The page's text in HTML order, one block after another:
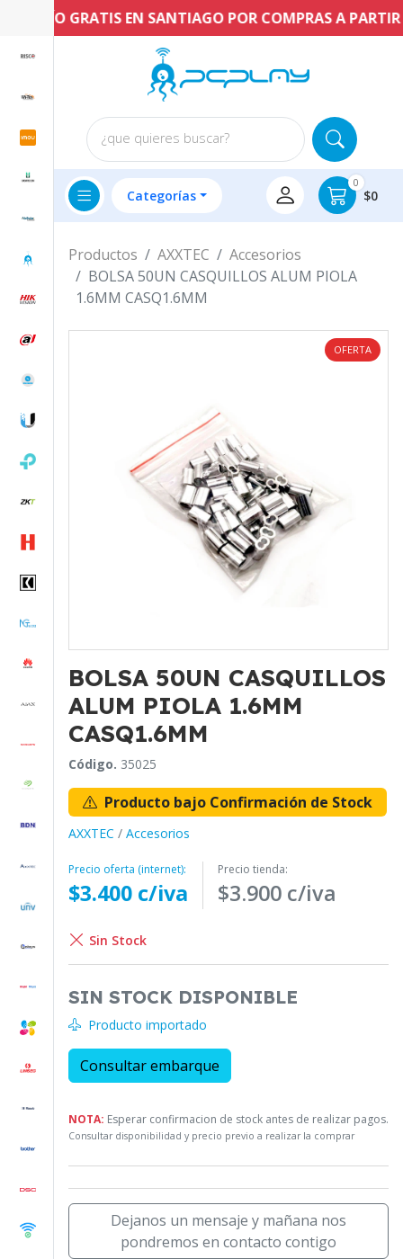
ENVÍO GRATIS EN SANTIAGO POR COMPRAS A PARTIR
¿que quieres buscar?
Categorías
0
$0
Productos AXXTEC
Accesorios
BOLSA 50UN CASQUILLOS ALUM PIOLA
1.6MM CASQ1.6MM
OFERTA
BOLSA 50UN CASQUILLOS
ALUM PIOLA 1.6MM
CASQ1.6MM
Código. 35025
Producto bajo Confirmación de Stock
AXXTEC / Accesorios
Precio oferta (internet):
$3.400 c/iva
Precio tienda:
$3.900 c/iva
Sin Stock
SIN STOCK DISPONIBLE
Producto importado
Consultar embarque
NOTA: Esperar confirmacion de stock antes de realizar pagos.
Consultar disponibilidad y precio previo a realizar la comprar
Dejanos un mensaje y mañana nos
pondremos en contacto contigo